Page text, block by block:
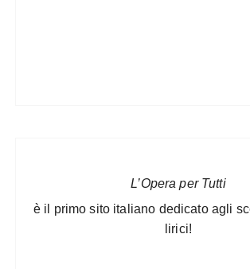
L’Opera per Tutti
è il primo sito italiano dedicato agli
lirici!